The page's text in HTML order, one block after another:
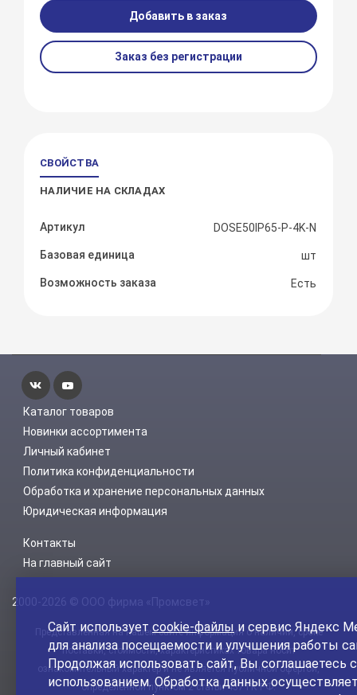
Добавить в заказ
Заказ без регистрации
СВОЙСТВА
НАЛИЧИЕ НА СКЛАДАХ
Артикул DOSE50IP65-P-4K-N
Базовая единица шт
Возможность заказа Есть
Каталог товаров
Новинки ассортимента
Личный кабинет
Политика конфиденциальности
Обработка и хранение персональных данных
Юридическая информация
Контакты
На главный сайт
2000-2026 © ООО фирма «Промсвет»
Представленная на нашем сайте информация о наличии, сроке
поставки, стоимости, характеристиках товара носит
ознакомительный характер и не является публичной офертой,
определенной пунктом 2 статьи 437 ГК РФ.
Сайт используетcookie-файлы и сервис Яндекс
для анализа посещаемости и улучшения работы
Продолжая использовать сайт, Вы соглашаетесь
использованием. Обработка данных